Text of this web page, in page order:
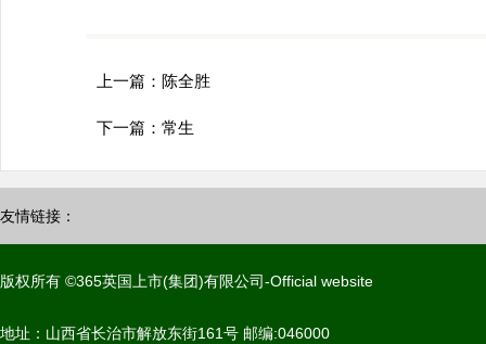
上一篇： 陈全胜
下一篇： 常生
友情链接：
版权所有 ©365英国上市(集团)有限公司-Official website
地址：山西省长治市解放东街161号 邮编:046000